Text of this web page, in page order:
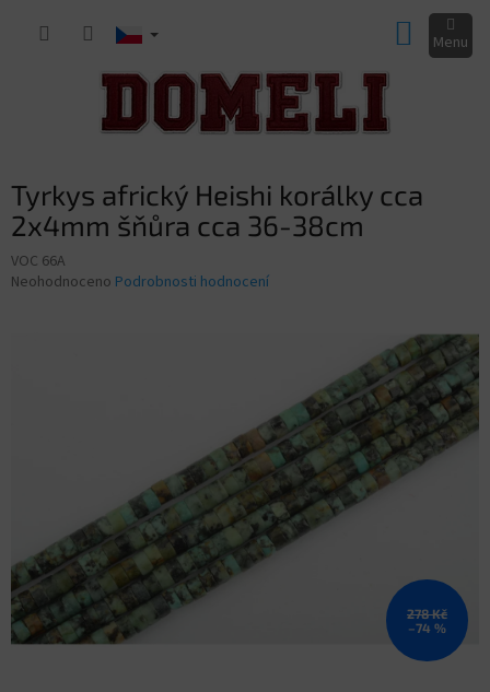
KOŠÍK
Tyrkys africký Heishi korálky cca
2x4mm šňůra cca 36-38cm
VOC 66A
Průměrné
Neohodnoceno Podrobnosti hodnocení
278 Kč
–74 %